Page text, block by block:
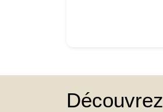
Découvrez